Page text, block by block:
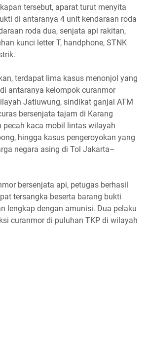
tersebut, aparat turut menyita
di antaranya 4 unit kendaraan roda
roda dua, senjata api rakitan,
kunci letter T, handphone, STNK
terdapat lima kasus menonjol yang
antaranya kelompok curanmor
Jatiuwung, sindikat ganjal ATM
bersenjata tajam di Karang
pecah kaca mobil lintas wilayah
hingga kasus pengeroyokan yang
negara asing di Tol Jakarta–
bersenjata api, petugas berhasil
tersangka beserta barang bukti
lengkap dengan amunisi. Dua pelaku
curanmor di puluhan TKP di wilayah